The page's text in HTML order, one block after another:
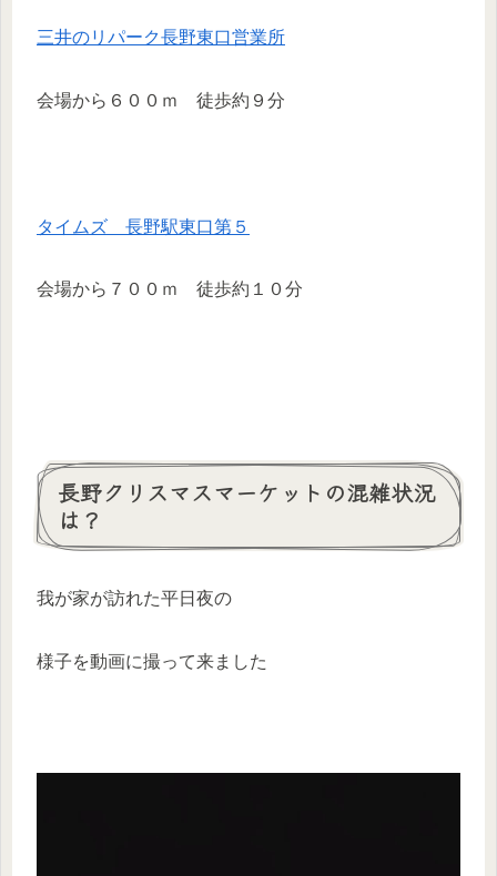
三井のリパーク長野東口営業所
会場から６００ｍ 徒歩約９分
タイムズ 長野駅東口第５
会場から７００ｍ 徒歩約１０分
長野クリスマスマーケットの混雑状況
は？
我が家が訪れた平日夜の
様子を動画に撮って来ました